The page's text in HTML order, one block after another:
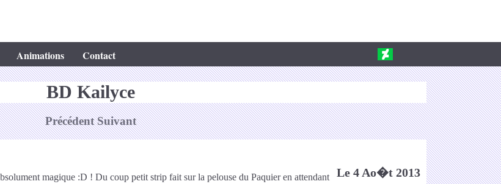
Animations Contact
BD Kailyce
PrécédentSuivant
Le 4 Ao�t 2013
magique :D ! Du coup petit strip fait sur la pelouse du Paquier en attendant